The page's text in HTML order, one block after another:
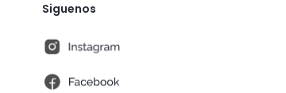
Siguenos
instagram
fb